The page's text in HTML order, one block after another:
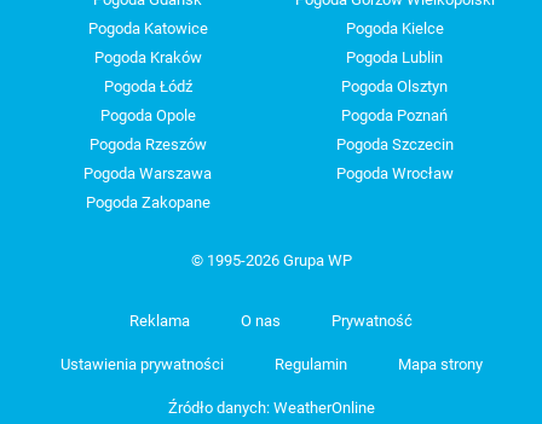
Pogoda Katowice
Pogoda Kielce
Pogoda Kraków
Pogoda Lublin
Pogoda Łódź
Pogoda Olsztyn
Pogoda Opole
Pogoda Poznań
Pogoda Rzeszów
Pogoda Szczecin
Pogoda Warszawa
Pogoda Wrocław
Pogoda Zakopane
© 1995-2026 Grupa WP
Reklama O nas Prywatność
Ustawienia prywatności Regulamin Mapa strony
Źródło danych: WeatherOnline